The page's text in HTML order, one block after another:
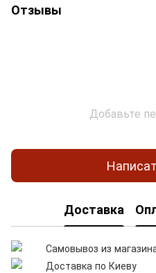
Отзывы
Добавьте
Доставка
Самовывоз из
Доставка по Киеву